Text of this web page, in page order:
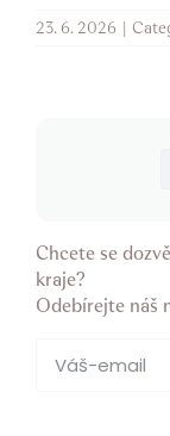
23. 6. 2026 |
Chcete se
kraje?
Odebírejte náš